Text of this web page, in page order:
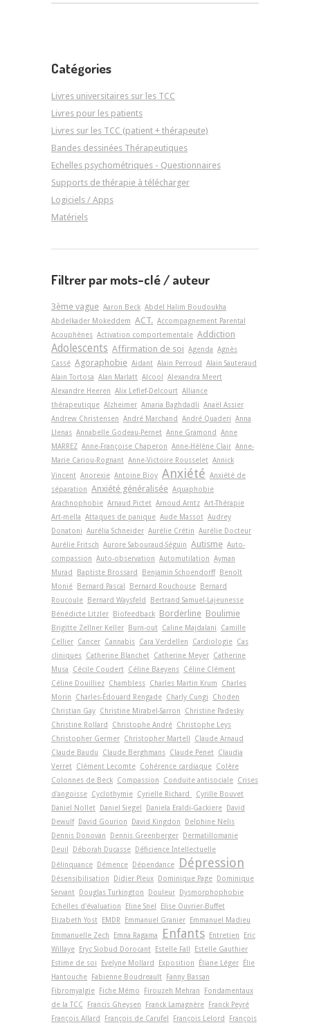
Catégories
Livres universitaires sur les TCC
Livres pour les patients
Livres sur les TCC (patient + thérapeute)
Bandes dessinées Thérapeutiques
Echelles psychométriques - Questionnaires
Supports de thérapie à télécharger
Logiciels / Apps
Matériels
Filtrer par mots-clé / auteur
3ème vague Aaron Beck Abdel Halim Boudoukha
Abdelkader Mokeddem ACT. Accompagnement Parental
Acouphènes Activation comportementale Addiction
Adolescents Affirmation de soi Agenda Agnès
Cassé Agoraphobie Aidant Alain Perroud Alain Sauteraud
Alain Tortosa Alan Marlatt Alcool Alexandra Meert
Alexandre Heeren Alix Lefief-Delcourt Alliance
thérapeutique Alzheimer Amaria Baghdadli Anaël Assier
Andrew Christensen André Marchand André Quaderi Anna
Llenas Annabelle Godeau-Pernet Anne Gramond Anne
MARREZ Anne-Françoise Chaperon Anne-Hélène Clair Anne-
Marie Cariou-Rognant Anne-Victoire Rousselet Annick
Vincent Anorexie Antoine Bioy Anxiété Anxiété de
séparation Anxiété généralisée Aquaphobie
Arachnophobie Arnaud Pictet Arnoud Arntz Art-Thérapie
Art-­mella Attaques de panique Aude Massot Audrey
Donatoni Aurélia Schneider Aurélie Crétin Aurélie Docteur
Aurélie Fritsch Aurore Sabouraud-Séguin Autisme Auto-
compassion Auto-observation Automutilation Ayman
Murad
Baptiste Brossard Benjamin Schoendorff Benoît
Monié Bernard Pascal Bernard Rouchouse Bernard
Roucoule Bernard Waysfeld
Bertrand Samuel-Lajeunesse
Bénédicte Litzler Biofeedback Borderline Boulimie
Brigitte Zellner Keller Burn-out Caline Majdalani
Camille
Cellier Cancer Cannabis Cara Verdellen Cardiologie Cas
cliniques Catherine Blanchet Catherine Meyer Catherine
Musa
Cécile Coudert Céline Baeyens Céline Clément
Céline Douilliez Chambless Charles Martin Krum
Charles
Morin
Charles-Édouard Rengade Charly Cungi
Choden
Christian Gay Christine Mirabel-Sarron
Christine Padesky
Christine Rollard
Christophe André Christophe Leys
Christopher Germer Christopher Martell
Claude Arnaud
Claude Baudu
Claude Berghmans Claude Penet Claudia
Verret Clément Lecomte Cohérence cardiaque Colère
Colonnes de Beck Compassion Conduite antisociale Crises
d'angoisse Cyclothymie Cyrielle Richard
Cyrille Bouvet
Daniel Nollet Daniel Siegel Daniela Eraldi-Gackiere David
Dewulf David Gourion David Kingdon
Delphine Nelis
Dennis Donovan
Dennis Greenberger Dermatillomanie
Deuil
Déborah Ducasse Déficience Intellectuelle
Délinquance Démence Dépendance Dépression
Désensibilisation Didier Pleux Dominique Page Dominique
Servant Douglas Turkington Douleur Dysmorphophobie
Echelles d'évaluation
Eline Snel
Elise Ouvrier-Buffet
Elizabeth Yost EMDR Emmanuel Granier Emmanuel Madieu
Emmanuelle Zech
Emna Ragama Enfants Entretien
Eric
Willaye Eryc Siobud Dorocant Estelle Fall
Estelle Gauthier
Estime de soi
Evelyne Mollard Exposition Éliane Léger Élie
Hantouche Fabienne Boudreault Fanny Bassan
Fibromyalgie Fiche Mémo Firouzeh Mehran
Fondamentaux
de la TCC
Francis Gheysen Franck Lamagnère Franck Peyré
François Allard
François de Carufel François Lelord
François